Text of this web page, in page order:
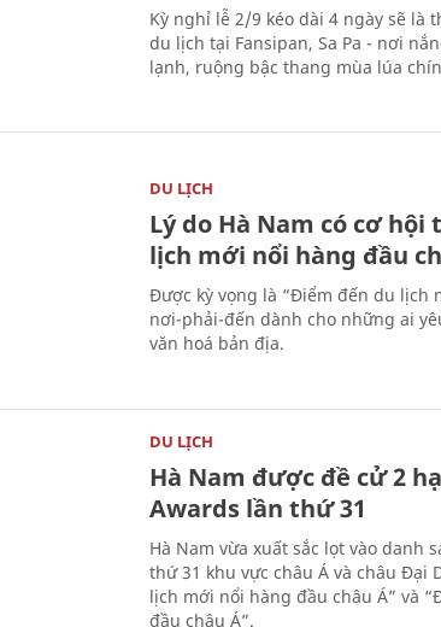
Kỳ nghỉ lễ 2/9 kéo dài 4 ngày sẽ là
du lịch tại Fansipan, Sa Pa - nơi
lạnh, ruộng bậc thang mùa lúa
DU LỊCH
Lý do Hà Nam có cơ
lịch mới nổi hàng đầu
Được kỳ vọng là “Điểm đến du lịch
nơi-phải-đến dành cho những ai
văn hoá bản địa.
DU LỊCH
Hà Nam được đề cử 2
Awards lần thứ 31
Hà Nam vừa xuất sắc lọt vào danh
thứ 31 khu vực châu Á và châu Đại
lịch mới nổi hàng đầu châu Á” và
đầu châu Á”.